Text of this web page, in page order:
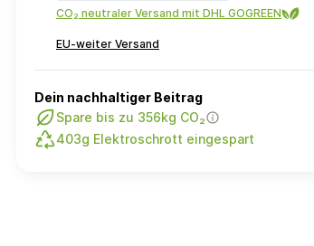
CO₂ neutraler Versand mit DHL GOGREEN
EU-weiter Versand
Dein nachhaltiger Beitrag
Spare bis zu 356kg CO₂
403g Elektroschrott eingespart